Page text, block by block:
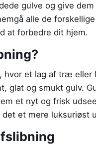
gulve og give
alle de
at forbedre dit hjem.
hvor et lag af træ
glat og smukt gulv.
et nyt og frisk
et mere luksuriøst